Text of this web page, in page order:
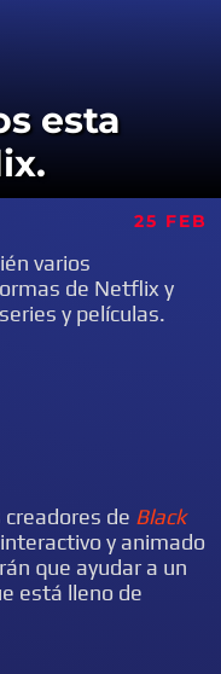
esta
25 FEB
varios
de Netflix y
y películas.
de Black
y animado
que ayudar a un
está lleno de